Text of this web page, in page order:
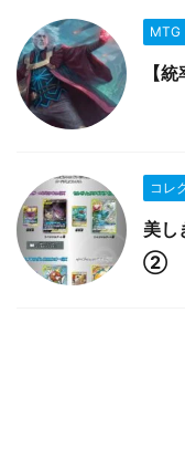
MTG
【
コレ
美し
②